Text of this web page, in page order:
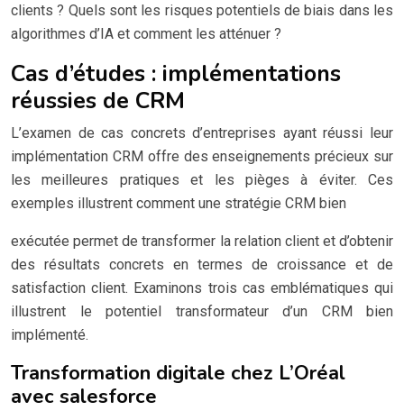
clients ? Quels sont les risques potentiels de biais dans les
algorithmes d’IA et comment les atténuer ?
Cas d’études : implémentations
réussies de CRM
L’examen de cas concrets d’entreprises ayant réussi leur
implémentation CRM offre des enseignements précieux sur
les meilleures pratiques et les pièges à éviter. Ces
exemples illustrent comment une stratégie CRM bien
exécutée permet de transformer la relation client et d’obtenir
des résultats concrets en termes de croissance et de
satisfaction client. Examinons trois cas emblématiques qui
illustrent le potentiel transformateur d’un CRM bien
implémenté.
Transformation digitale chez L’Oréal
avec salesforce